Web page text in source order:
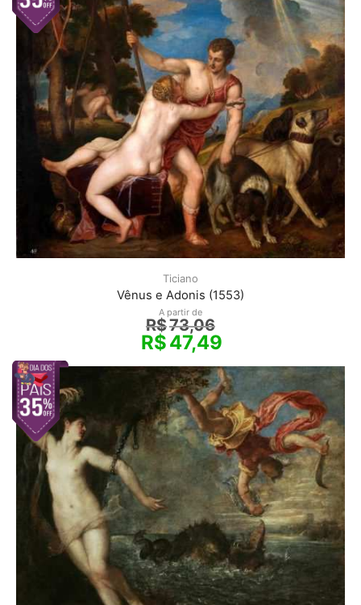
Ticiano
Vênus e Adonis (1553)
A partir de
R$73,06
R$47,49